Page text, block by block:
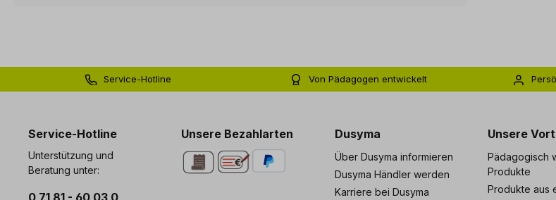
Service-Hotline
Von Pädagogen entwickelt
Service-Hotline
Unterstützung und
Beratung unter:
0 71 81 - 60 03 0
Unsere Bezahlarten Dusyma
Über Dusyma informieren
Dusyma Händler werden
Karriere bei Dusyma
Unsere
Pädagogisch
Produkte
Produkte aus